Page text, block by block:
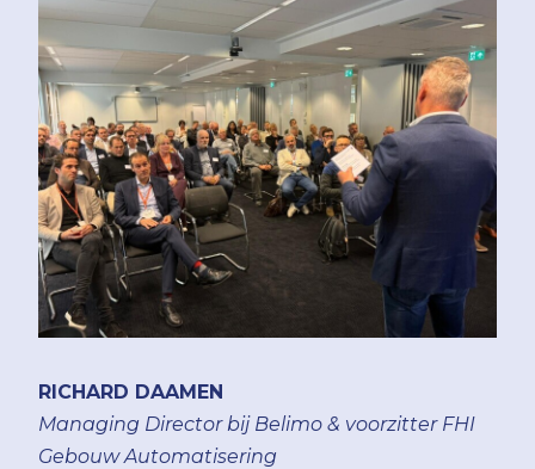
RICHARD DAAMEN
Managing Director bij Belimo & voorzitter FHI
Gebouw Automatisering